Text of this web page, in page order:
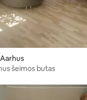
šeimos butas